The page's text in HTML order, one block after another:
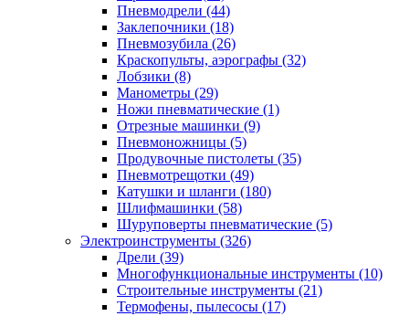
Пневмодрели (44)
Заклепочники (18)
Пневмозубила (26)
Краскопульты, аэрографы (32)
Лобзики (8)
Манометры (29)
Ножи пневматические (1)
Отрезные машинки (9)
Пневмоножницы (5)
Продувочные пистолеты (35)
Пневмотрещотки (49)
Катушки и шланги (180)
Шлифмашинки (58)
Шуруповерты пневматические (5)
Электроинструменты (326)
Дрели (39)
Многофункциональные инструменты (10)
Строительные инструменты (21)
Термофены, пылесосы (17)